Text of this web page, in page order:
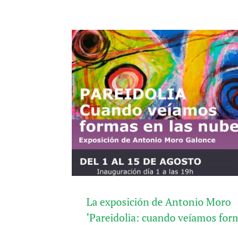
La exposición de Antonio Moro
‘Pareidolia: cuando veíamos